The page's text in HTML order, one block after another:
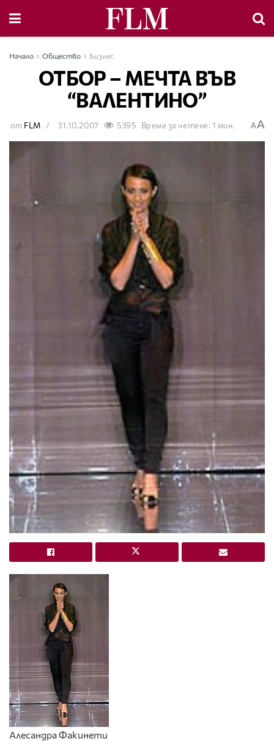
Начало Общество Бизнес
ОТБОР – МЕЧТА ВЪВ
“ВАЛЕНТИНО”
от FLM 31.10.2007 5395 Време за четене: 1 мин. AA
Алесандра Факинети